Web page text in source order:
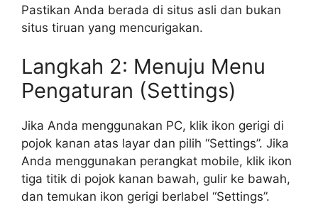
Pastikan Anda berada di situs asli dan bukan
situs tiruan yang mencurigakan.
Langkah 2: Menuju Menu
Pengaturan (Settings)
Jika Anda menggunakan PC, klik ikon gerigi di
pojok kanan atas layar dan pilih “Settings”. Jika
Anda menggunakan perangkat mobile, klik ikon
tiga titik di pojok kanan bawah, gulir ke bawah,
dan temukan ikon gerigi berlabel “Settings”.